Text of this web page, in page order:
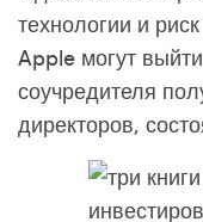
технологии и
Apple могут
соучредителя
директоров,